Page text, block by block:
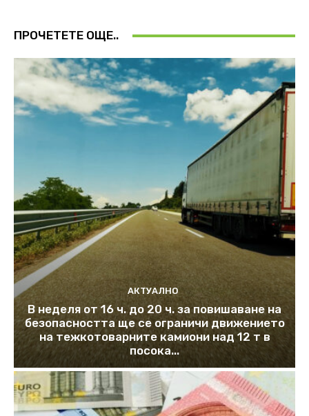
ПРОЧЕТЕТЕ ОЩЕ..
АКТУАЛНО
В неделя от 16 ч. до 20 ч. за повишаване на
безопасността ще се ограничи движението
на тежкотоварните камиони над 12 т в
посока...